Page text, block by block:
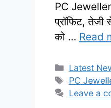
PC
प्रॉफिट, तेजी
को … Read
Latest
Tags
PC
Leave a